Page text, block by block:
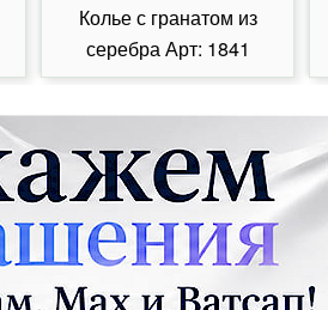
Колье с гранатом из
серебра Арт: 1841